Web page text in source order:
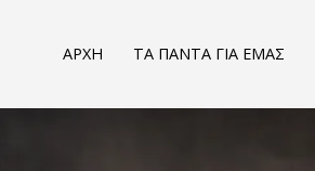
ΑΡΧΗ ΤΑ ΠΑΝΤΑ ΓΙΑ ΕΜΑΣ